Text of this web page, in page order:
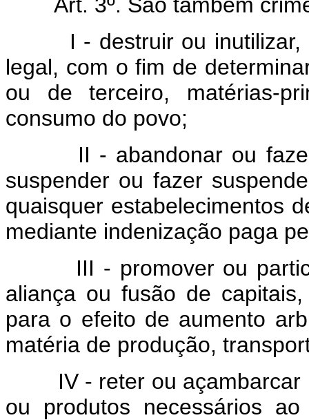
I - destruir ou inutilizar,
legal, com o fim de
ou de terceiro, matérias-
consumo do povo;
II - abandonar ou fazer
suspender ou fazer
quaisquer estabelecimentos
mediante indenização paga
III - promover ou
aliança ou fusão de
para o efeito de aumento
matéria de produção,
IV - reter ou açambarcar
ou produtos necessários